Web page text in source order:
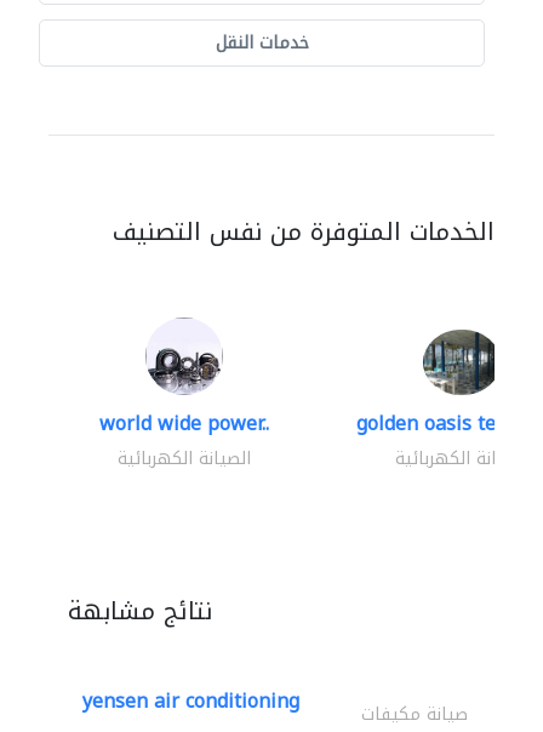
خدمات النقل
الخدمات المتوفرة من نفس التصنيف
world wide power..
الصيانة الكهربائية
golden oasis
الصيانة الكهربائية
نتائج مشابهة
yensen air conditioning صيانة مكيفات